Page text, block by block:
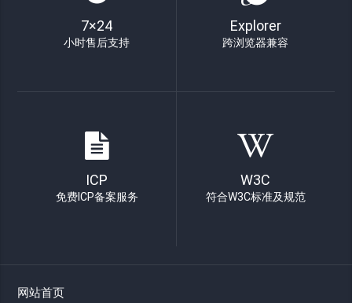
7×24
小时售后支持
Explorer
跨浏览器兼容
ICP
免费ICP备案服务
W3C
符合W3C标准及规范
网站首页